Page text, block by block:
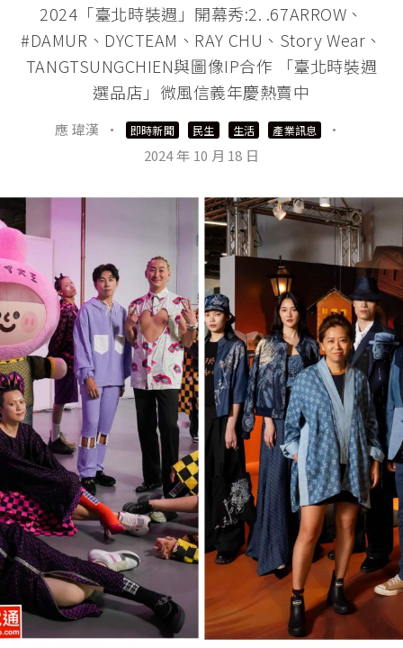
2024「臺北時裝週」開幕秀:2. .67ARROW、
#DAMUR、DYCTEAM、RAY CHU、Story Wear、
TANGTSUNGCHIEN與圖像IP合作 「臺北時裝週
選品店」微風信義年慶熱賣中
應 瑋漢 · 即時新聞 民生 生活 產業訊息
·
2024 年 10 月 18 日